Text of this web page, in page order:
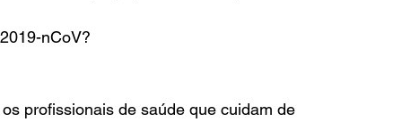
nCoV?
profissionais de saúde que cuidam de